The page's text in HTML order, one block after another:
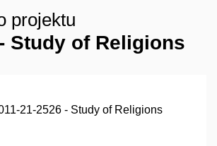
projektu
Study of Religions
21-2526 - Study of Religions